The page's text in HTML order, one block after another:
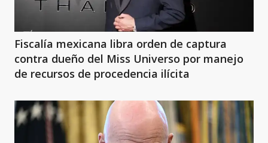
Fiscalía mexicana libra orden de captura
contra dueño del Miss Universo por manejo
de recursos de procedencia ilícita